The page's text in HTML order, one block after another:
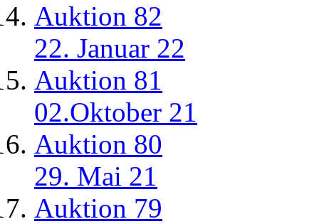
Auktion 82
22. Januar 22
Auktion 81
02.Oktober 21
Auktion 80
29. Mai 21
Auktion 79